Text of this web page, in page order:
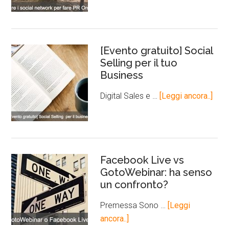
[Evento gratuito] Social
Selling per il tuo
Business
Digital Sales e … [Leggi ancora..]
Facebook Live vs
GotoWebinar: ha senso
un confronto?
Premessa Sono … [Leggi
ancora..]